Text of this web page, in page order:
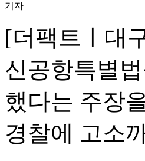
기자
[더팩트ㅣ대
신공항특별
했다는 주장
경찰에 고소